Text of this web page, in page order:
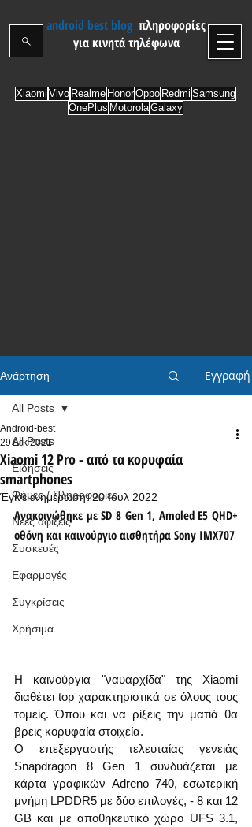
android best blog πληροφορίες
για κινητά τηλέφωνα
Xiaomi Vivo Realme HonorOppo Redmi Samsung
OnePlus MotorolaGalaxy
Ανάρτηση Εγγραφή
All Posts
Ειδήσεις
Φήμες / Πληροφορίες
Νέες αφίξεις
Συσκευές
Εφαρμογές
Συγκρίσεις
Χρήσιμα
All Posts
Xiaomi 12 Pro - από τα κορυφαία
smartphones
Android-best
29 Δεκ 2021
Έγινε ενημέρωση:20 Ιουλ 2022
Ανακοινώθηκε με SD 8 Gen 1, Amoled E5 QHD+
οθόνη και καινούργιο αισθητήρα Sony IMX707
Η καινούργια "ναυαρχίδα" της Xiaomi
διαθέτει top χαρακτηριστικά σε όλους τους
τομείς. Όπου και να ρίξεις την ματιά θα
βρεις κορυφαία στοιχεία.
Ο επεξεργαστής τελευταίας γενειάς
Snapdragon 8 Gen 1 συνδυάζεται με
κάρτα γραφικών Adreno 740, εσωτερική
μνήμη LPDDR5 με δύο επιλογές, - 8 και 12
GB και με αποθηκευτικό χώρο UFS 3.1,